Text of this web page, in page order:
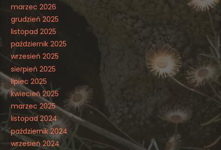
marzec 2026
grudzień 2025
listopad 2025
październik 2025
wrzesień 2025
sierpień 2025
lipiec 2025
kwiecień 2025
marzec 2025
listopad 2024
październik 2024
wrzesień 2024